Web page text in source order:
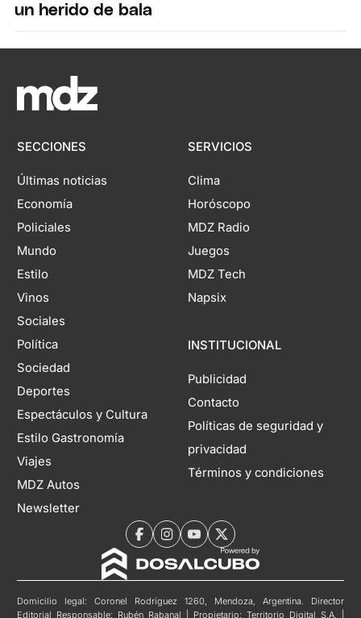
un herido de bala
SECCIONES
Últimas noticias
Economía
Policiales
Mundo
Estilo
Vinos
Sociales
Política
Sociedad
Deportes
Espectáculos y Cultura
Estilo Gastronomía
Viajes
MDZ Autos
Newsletter
SERVICIOS
Clima
Horóscopo
MDZ Radio
Juegos
MDZ Tech
Napsix
INSTITUCIONAL
Publicidad
Contacto
Políticas de seguridad y
privacidad
Términos y condiciones
Domicilio legal: Coronel Rodríguez 1260, Mendoza, Argentina. Director
Editorial Responsable: Rubén Rabanal | Propietario: Territorio Digital S.A. |